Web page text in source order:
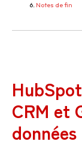
Notes de fin
CRM et
données